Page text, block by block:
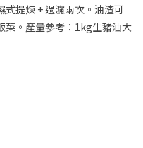
提煉 + 過濾兩次。油渣可
菜。產量參考：1kg生豬油大